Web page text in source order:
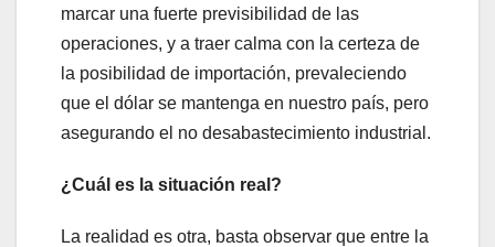
marcar una fuerte previsibilidad de las
operaciones, y a traer calma con la certeza de
la posibilidad de importación, prevaleciendo
que el dólar se mantenga en nuestro país, pero
asegurando el no desabastecimiento industrial.
¿Cuál es la situación real?
La realidad es otra, basta observar que entre la